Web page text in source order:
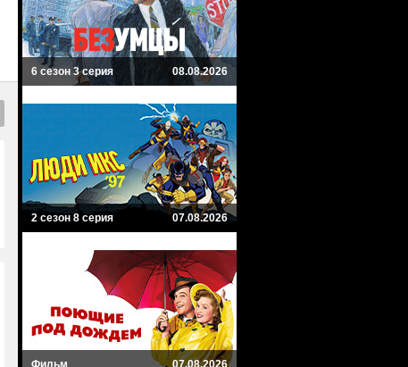
6 сезон 3 серия 08.08.2026
2 сезон 8 серия 07.08.2026
Фильм 07.08.2026